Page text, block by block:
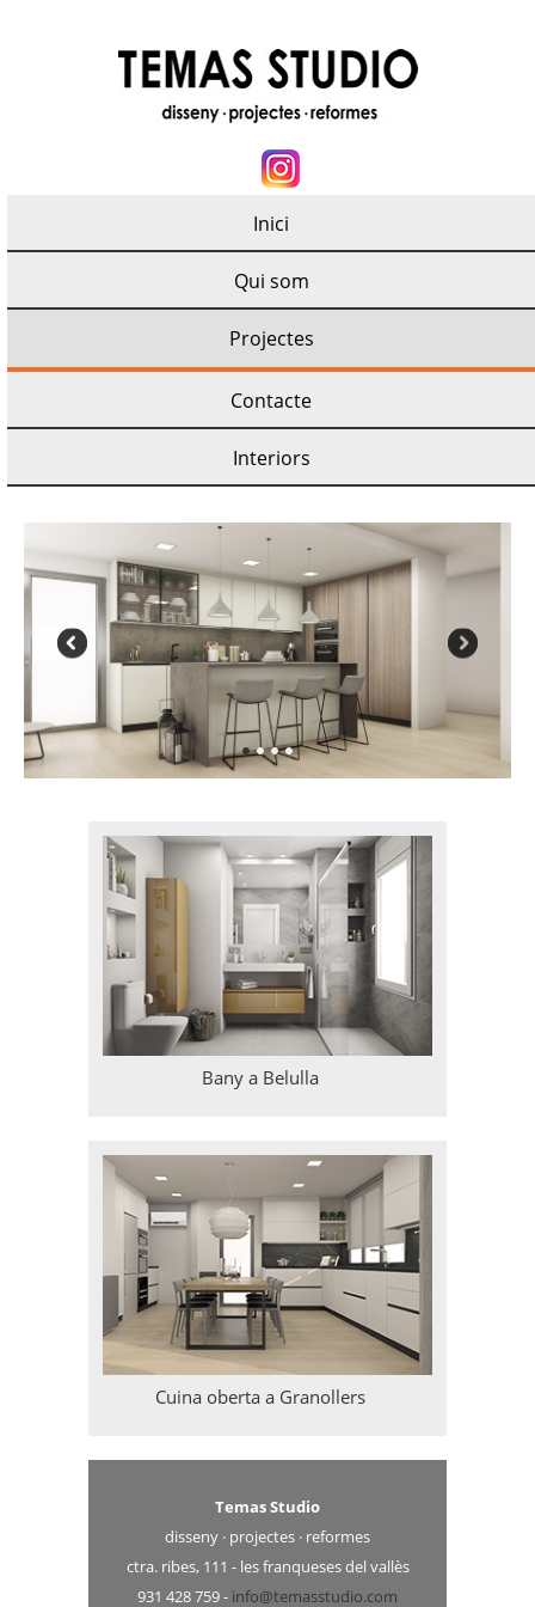
Inici
Qui som
Projectes
Contacte
Interiors
Bany a Belulla
Cuina oberta a Granollers
Temas Studio
disseny · projectes · reformes
ctra. ribes, 111 - les franqueses del vallès
931 428 759 - info@temasstudio.com